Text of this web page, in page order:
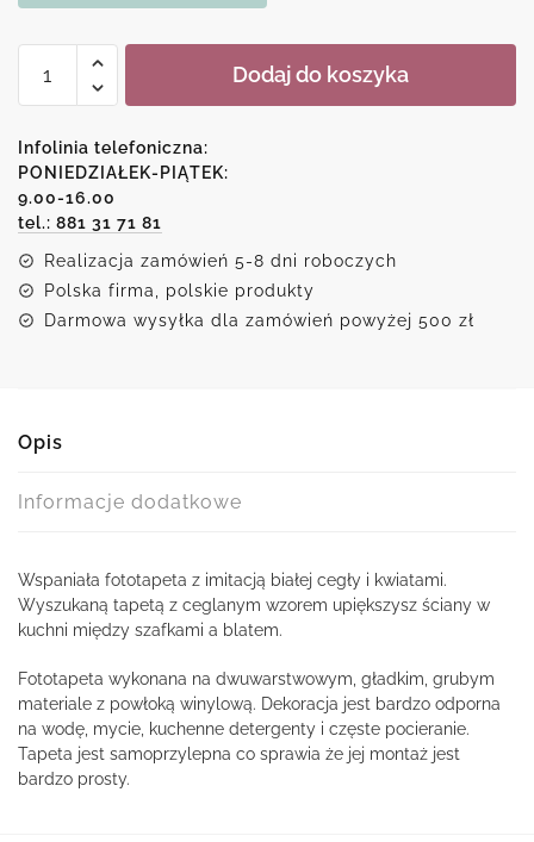
Fototapeta
z
motywem
cegły
i
kwiatów
Dodaj do koszyka
Infolinia telefoniczna:
PONIEDZIAŁEK-PIĄTEK:
9.00-16.00
tel.: 881 31 71 81
Realizacja zamówień 5-8 dni roboczych
Polska firma, polskie produkty
Darmowa wysyłka dla zamówień powyżej 500 zł
Opis
Informacje dodatkowe
Wspaniała fototapeta z imitacją białej cegły i kwiatami.
Wyszukaną tapetą z ceglanym wzorem upiększysz ściany w
kuchni między szafkami a blatem.
Fototapeta wykonana na dwuwarstwowym, gładkim, grubym
materiale z powłoką winylową. Dekoracja jest bardzo odporna
na wodę, mycie, kuchenne detergenty i częste pocieranie.
Tapeta jest samoprzylepna co sprawia że jej montaż jest
bardzo prosty.